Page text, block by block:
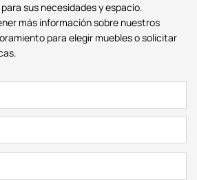
sus necesidades y espacio.
más información sobre nuestros
para elegir muebles o solicitar